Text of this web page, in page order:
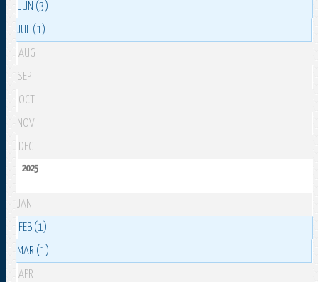
JUN (3)
JUL (1)
AUG
SEP
OCT
NOV
DEC
2025
JAN
FEB (1)
MAR (1)
APR